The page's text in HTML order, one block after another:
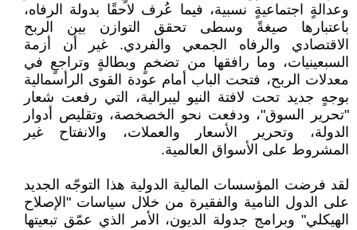
وعدالةٍ اجتماعيةٍ نسبية، فيما عُرف لاحقًا بدولة الرفاه،
باعتبارها صيغةً وسطى تحقق التوازن بين الربح
الاقتصادي والرفاه الجمعي والفردي. غير أن أزمة
السبعينيات، وما رافقها من تضخمٍ وبطالةٍ وتراجعٍ في
معدلات الربح، فتحت الباب أمام عودة القوى الرأسمالية
بوجهٍ جديد تحت لافتة النيو ليبرالية، التي رفعت شعار
"تحرير السوق"، ودفعت نحو الخصخصة، وتقليص أدوار
الدولة، وتحرير الأسعار والعملات، والانفتاح غير
المشروط على الأسواق العالمية.
لقد فرضت المؤسسات المالية الدولية هذا التوجّه الجديد
على الدول النامية والفقيرة من خلال سياسات "الإصلاح
الهيكلي" وبرامج جدولة الديون، الأمر الذي عمّق تبعيتها